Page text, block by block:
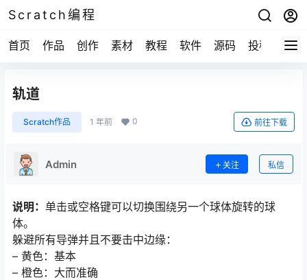
Scratch编程
首页 作品 创作 素材 教程 软件 源码 投稿 关于
轨道
Scratch作品 1 年前 0 前往下载
Admin 关注 私信
说明： 单击或空格键可以切换围绕另一个球体旋转的球
体。
躲避所有导弹并且不要击中边缘：
– 黄色：基本
– 橙色：大而准确